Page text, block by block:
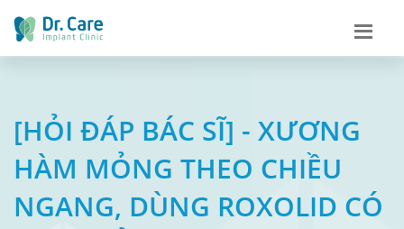
[HỎI ĐÁP BÁC SĨ] - XƯƠNG
HÀM MỎNG THEO CHIỀU
NGANG, DÙNG ROXOLID CÓ